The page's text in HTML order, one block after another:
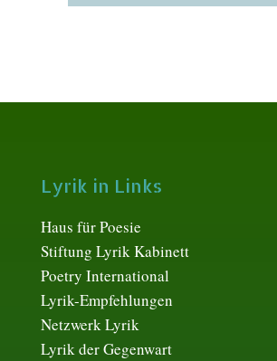
Lyrik in Links
Haus für Poesie
Stiftung Lyrik Kabinett
Poetry International
Lyrik-Empfehlungen
Netzwerk Lyrik
Lyrik der Gegenwart